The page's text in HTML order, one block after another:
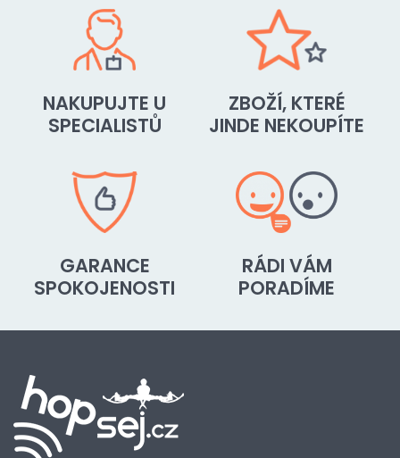
NAKUPUJTE U
SPECIALISTŮ
ZBOŽÍ, KTERÉ
JINDE NEKOUPÍTE
GARANCE
SPOKOJENOSTI
RÁDI VÁM
PORADÍME